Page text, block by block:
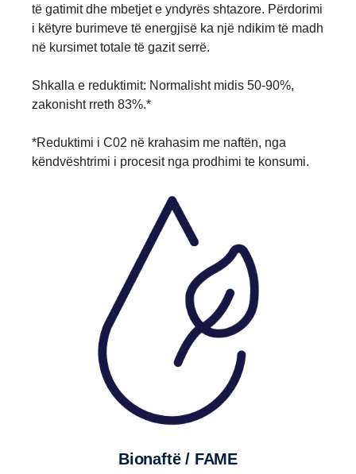
të gatimit dhe mbetjet e yndyrës shtazore. Përdorimi
i këtyre burimeve të energjisë ka një ndikim të madh
në kursimet totale të gazit serrë.
Shkalla e reduktimit: Normalisht midis 50-90%,
zakonisht rreth 83%.*
*Reduktimi i C02 në krahasim me naftën, nga
këndvështrimi i procesit nga prodhimi te konsumi.
Bionaftë / FAME